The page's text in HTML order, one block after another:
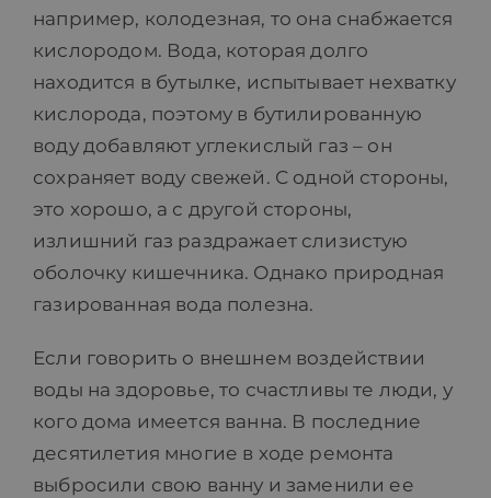
например, колодезная, то она снабжается
кислородом. Вода, которая долго
находится в бутылке, испытывает нехватку
кислорода, поэтому в бутилированную
воду добавляют углекислый газ – он
сохраняет воду свежей. С одной стороны,
это хорошо, а с другой стороны,
излишний газ раздражает слизистую
оболочку кишечника. Однако природная
газированная вода полезна.
Если говорить о внешнем воздействии
воды на здоровье, то счастливы те люди, у
кого дома имеется ванна. В последние
десятилетия многие в ходе ремонта
выбросили свою ванну и заменили ее